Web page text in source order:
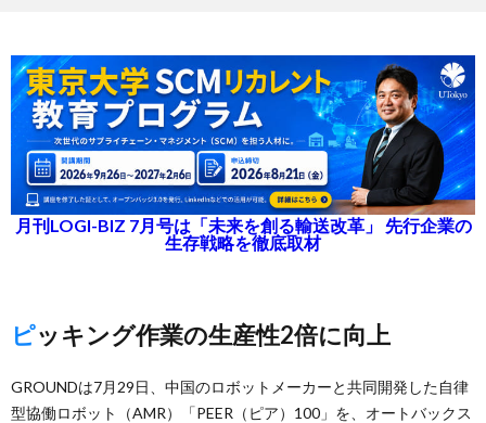
月刊LOGI-BIZ 7月号は「未来を創る輸送改革」 先行企業の
生存戦略を徹底取材
ピッキング作業の生産性2倍に向上
GROUNDは7月29日、中国のロボットメーカーと共同開発した自律
型協働ロボット（AMR）「PEER（ピア）100」を、オートバックス